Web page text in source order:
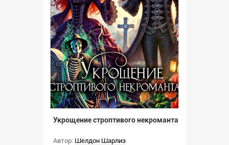
Укрощение строптивого некроманта
Автор: Шелдон Шарлиз